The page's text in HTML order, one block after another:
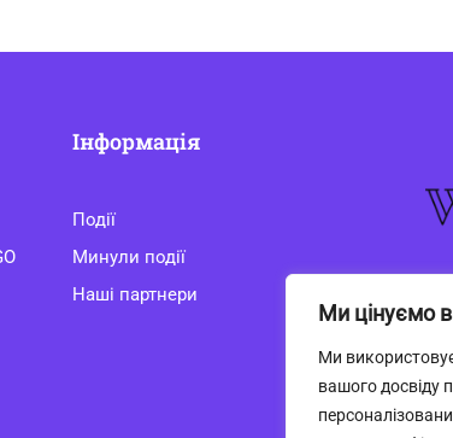
Ми цінуємо
Ми
вашого досвіду
Інформація
Події
Минули події
Наші партнери